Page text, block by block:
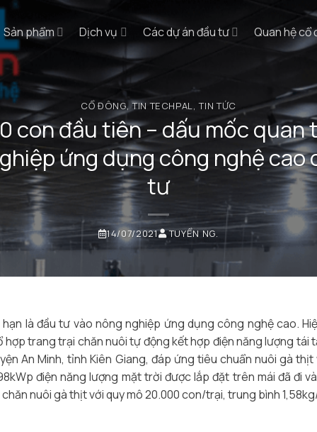
Sản phẩm Dịch vụ Các dự án đầu tư Quan hệ cổ
CỔ ĐÔNG,TIN TECHPAL,TIN TỨC
con đầu tiên – dấu mốc
ứng dụng công nghệ cao
tư
14/07/2021 TUYỂN NG.
hạn là đầu tư vào nông nghiệp ứng dụng công nghệ cao.
trang trại chăn nuôi tự động kết hợp điện năng lượng tái
An Minh, tỉnh Kiên Giang, đáp ứng tiêu chuẩn nuôi gà thịt
điện năng lượng mặt trời được lắp đặt trên mái đã đi
nuôi gà thịt với quy mô 20.000 con/trại, trung bình